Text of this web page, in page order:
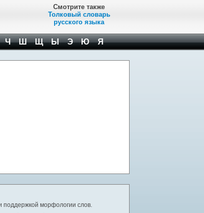
Смотрите также
Толковый словарь
русского языка
Ч Ш Щ Ы Э Ю Я
поддержкой морфологии слов.